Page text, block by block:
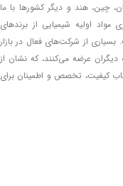
چین، هند و دیگر کشورها با ما
اولیه شیمیایی از برندهای
از شرکت‌های فعال در بازار
دیگران عرضه می‌کنند، که نشان از
کیفیت، تخصص و اطمینان برای